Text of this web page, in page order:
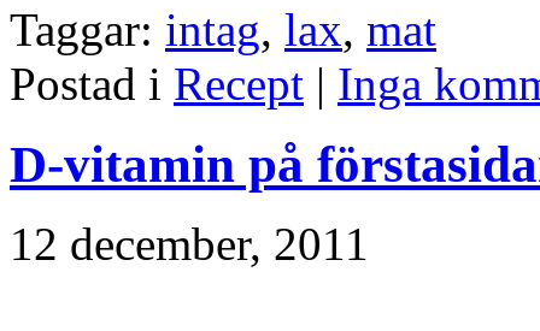
Taggar: intag, lax, mat
Postad i Recept | Inga
D-vitamin på
12 december, 2011